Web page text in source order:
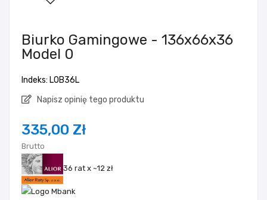
Biurko Gamingowe - 136x66x36
Model 0
Indeks: L0B36L
Napisz opinię tego produktu
335,00 Zł
Brutto
36 rat x ~12 zł